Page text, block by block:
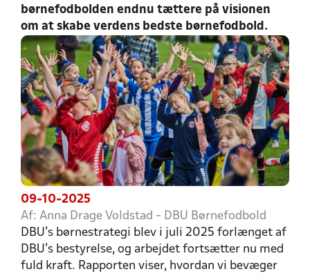
børnefodbolden endnu tættere på visionen
om at skabe verdens bedste børnefodbold.
09-10-2025
Af: Anna Drage Voldstad - DBU Børnefodbold
DBU’s børnestrategi blev i juli 2025 forlænget af
DBU’s bestyrelse, og arbejdet fortsætter nu med
fuld kraft. Rapporten viser, hvordan vi bevæger